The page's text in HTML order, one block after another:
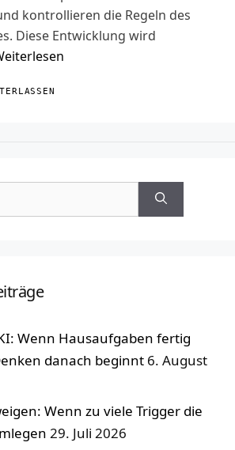
kontrollieren die Regeln des
Diese Entwicklung wird
Wenn Hausaufgaben fertig
danach beginnt 6. August
Wenn zu viele Trigger die
29. Juli 2026